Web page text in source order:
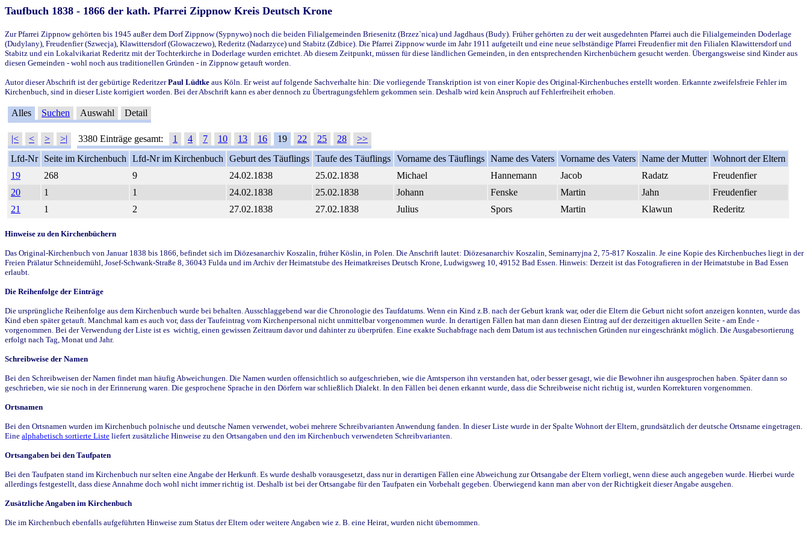
Taufbuch 1838 - 1866 der kath. Pfarrei Zippnow Kreis Deutsch Krone
Zur Pfarrei Zippnow gehörten bis 1945 außer dem Dorf Zippnow (Sypnywo) noch die beiden Filialgemeinden Briesenitz (Brzez`nica) und Jagdhaus (Budy). Früher gehörten zu der weit ausgedehnten Pfarrei auch die Filialgemeinden Doderlage
(Dudylany), Freudenfier (Szwecja), Klawittersdorf (Glowaczewo), Rederitz (Nadarzyce) und Stabitz (Zdbice). Die Pfarrei Zippnow wurde im Jahr 1911 aufgeteilt und eine neue selbständige Pfarrei Freudenfier mit den Filialen Klawittersdorf und
Stabitz und ein Lokalvikariat Rederitz mit der Tochterkirche in Doderlage wurden errichtet. Ab diesem Zeitpunkt, müssen für diese ländlichen Gemeinden, in den entsprechenden Kirchenbüchern gesucht werden. Übergangsweise sind Kinder aus
diesen Gemeinden - wohl noch aus traditionellen Gründen - in Zippnow getauft worden.
Autor dieser Abschrift ist der gebürtige RederitzerPaul Lüdtke aus Köln. Er weist auf folgende Sachverhalte hin: Die vorliegende Transkription ist von einer Kopie des Original-Kirchenbuches erstellt worden. Erkannte zweifelsfreie Fehler im
Kirchenbuch, sind in dieser Liste korrigiert worden. Bei der Abschrift kann es aber dennoch zu Übertragungsfehlern gekommen sein. Deshalb wird kein Anspruch auf Fehlerfreiheit erhoben.
Alles Suchen Auswahl Detail
|< < > >| 3380 Einträge gesamt: 1 4 7 10 13 16 19 22 25 28
>>
Lfd-Nr
Seite im Kirchenbuch Lfd-Nr im Kirchenbuch Geburt des Täuflings Taufe des Täuflings Vorname des Täuflings Name des Vaters Vorname des Vaters Name der Mutter Wohnort der Eltern
19
268 9 24.02.1838 25.02.1838 Michael Hannemann Jacob Radatz
Freudenfier
20
1 1 24.02.1838 25.02.1838 Johann Fenske Martin Jahn
Freudenfier
21
1 2 27.02.1838 27.02.1838 Julius Spors Martin Klawun Rederitz
Hinweise zu den Kirchenbüchern
Das Original-Kirchenbuch von Januar 1838 bis 1866, befindet sich im Diözesanarchiv Koszalin, früher Köslin, in Polen. Die Anschrift lautet: Diözesanarchiv Koszalin, Seminarryjna 2, 75-817 Koszalin. Je eine Kopie des Kirchenbuches liegt in der
Freien Prälatur Schneidemühl, Josef-Schwank-Straße 8, 36043 Fulda und im Archiv der Heimatstube des Heimatkreises Deutsch Krone, Ludwigsweg 10, 49152 Bad Essen. Hinweis: Derzeit ist das Fotografieren in der Heimatstube in Bad Essen
erlaubt.
Die Reihenfolge der Einträge
Die ursprüngliche Reihenfolge aus dem Kirchenbuch wurde bei behalten. Ausschlaggebend war die Chronologie des Taufdatums. Wenn ein Kind z.B. nach der Geburt krank war, oder die Eltern die Geburt nicht sofort anzeigen konnten, wurde das
Kind eben später getauft. Manchmal kam es auch vor, dass der Taufeintrag vom Kirchenpersonal nicht unmittelbar vorgenommen wurde. In derartigen Fällen hat man dann diesen Eintrag auf der derzeitigen aktuellen Seite - am Ende -
vorgenommen. Bei der Verwendung der Liste ist es wichtig, einen gewissen Zeitraum davor und dahinter zu überprüfen. Eine exakte Suchabfrage nach dem Datum ist aus technischen Gründen nur eingeschränkt möglich. Die Ausgabesortierung
erfolgt nach Tag, Monat und Jahr.
Schreibweise der Namen
Bei den Schreibweisen der Namen findet man häufig Abweichungen. Die Namen wurden offensichtlich so aufgeschrieben, wie die Amtsperson ihn verstanden hat, oder besser gesagt, wie die Bewohner ihn ausgesprochen haben. Später dann so
geschrieben, wie sie noch in der Erinnerung waren. Die gesprochene Sprache in den Dörfern war schließlich Dialekt. In den Fällen bei denen erkannt wurde, dass die Schreibweise nicht richtig ist, wurden Korrekturen vorgenommen.
Ortsnamen
Bei den Ortsnamen wurden im Kirchenbuch polnische und deutsche Namen verwendet, wobei mehrere Schreibvarianten Anwendung fanden. In dieser Liste wurde in der Spalte Wohnort der Eltern, grundsätzlich der deutsche Ortsname eingetragen.
Eine alphabetisch sortierte Liste liefert zusätzliche Hinweise zu den Ortsangaben und den im Kirchenbuch verwendeten Schreibvarianten.
Ortsangaben bei den Taufpaten
Bei den Taufpaten stand im Kirchenbuch nur selten eine Angabe der Herkunft. Es wurde deshalb vorausgesetzt, dass nur in derartigen Fällen eine Abweichung zur Ortsangabe der Eltern vorliegt, wenn diese auch angegeben wurde. Hierbei wurde
allerdings festgestellt, dass diese Annahme doch wohl nicht immer richtig ist. Deshalb ist bei der Ortsangabe für den Taufpaten ein Vorbehalt gegeben. Überwiegend kann man aber von der Richtigkeit dieser Angabe ausgehen.
Zusätzliche Angaben im Kirchenbuch
Die im Kirchenbuch ebenfalls aufgeführten Hinweise zum Status der Eltern oder weitere Angaben wie z. B. eine Heirat, wurden nicht übernommen.